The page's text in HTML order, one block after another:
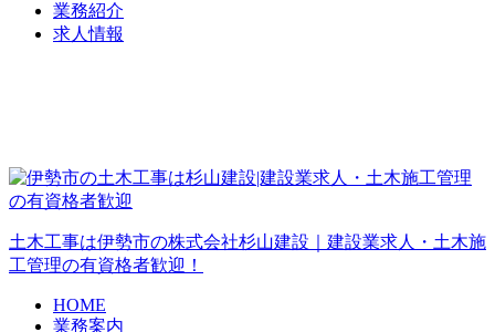
業務紹介
求人情報
土木工事は伊勢市の株式会社杉山建設｜建設業求人・土木施
工管理の有資格者歓迎！
HOME
業務案内